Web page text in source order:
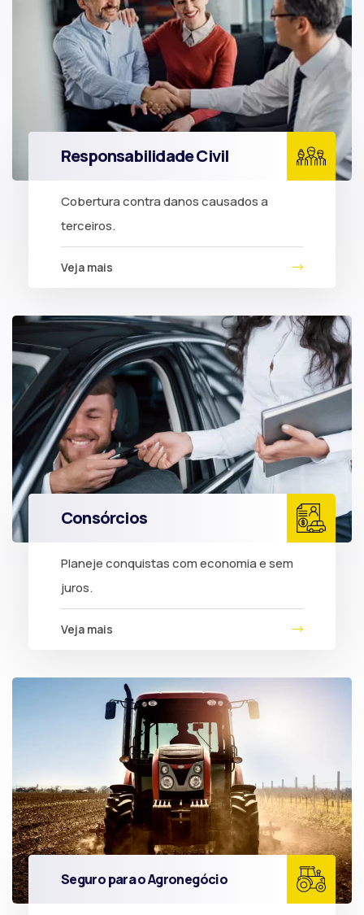
Responsabilidade Civil
Cobertura contra danos causados a
terceiros.
Veja mais
Consórcios
Planeje conquistas com economia e sem
juros.
Veja mais
Seguro para o Agronegócio